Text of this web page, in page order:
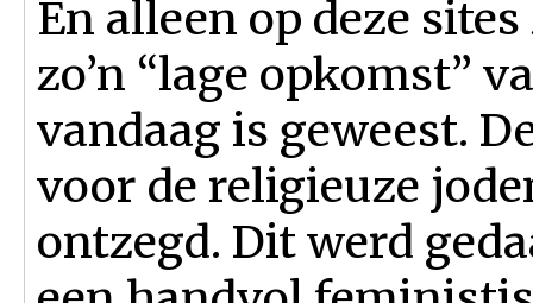
En alleen op deze
zo’n “lage opkomst”
vandaag is geweest.
voor de religieuze
ontzegd. Dit werd